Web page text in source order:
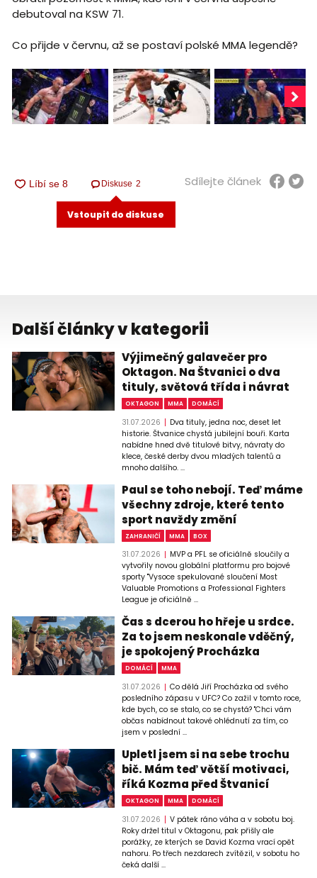
debutoval na KSW 71.
Co přijde v červnu, až se postaví polské MMA legendě?
Diskuse 2
Vstoupit do diskuse
Sdílejte článek
Další články v kategorii
Výjimečný galavečer pro
Oktagon. Na Štvanici o dva
tituly, světová třída i návrat
OKTAGON MMA DOMÁCÍ
31.07.2026
Dva tituly, jedna noc, deset let
historie. Štvanice chystá jubilejní bouři. Karta
nabídne hned dvě titulové bitvy, návraty do
klece, české derby dvou mladých talentů a
mnoho dalšího. ...
Paul se toho nebojí. Teď máme
všechny zdroje, které tento
sport navždy změní
ZAHRANIČÍ MMA BOX
31.07.2026
MVP a PFL se oficiálně sloučily a
vytvořily novou globální platformu pro bojové
sporty "Vysoce spekulované sloučení Most
Valuable Promotions a Professional Fighters
League je oficiálně ...
Čas s dcerou ho hřeje u srdce.
Za to jsem neskonale vděčný,
je spokojený Procházka
DOMÁCÍ MMA
31.07.2026
Co dělá Jiří Procházka od svého
posledního zápasu v UFC? Co zažil v tomto roce,
kde bych, co se stalo, co se chystá? "Chci vám
občas nabídnout takové ohlédnutí za tím, co
jsem v poslední ...
Upletl jsem si na sebe trochu
bič. Mám teď větší motivaci,
říká Kozma před Štvanicí
OKTAGON MMA DOMÁCÍ
31.07.2026
V pátek ráno váha a v sobotu boj.
Roky držel titul v Oktagonu, pak přišly ale
porážky, ze kterých se David Kozma vrací opět
nahoru. Po třech nezdarech zvítězil, v sobotu ho
čeká další ...